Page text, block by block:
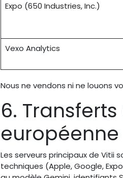
Expo (650 Industries, Inc.)
Vexo Analytics
Nous ne vendons ni ne louons
6.
européenne
Les serveurs principaux de Vitii
techniques (Apple, Google,